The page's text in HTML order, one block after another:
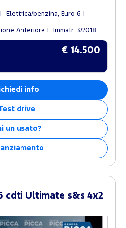
Elettrica/benzina, Euro 6
Anteriore
Immatr. 3/2018
€ 14.500
info
drive
un usato?
cdti Ultimate s&s 4x2